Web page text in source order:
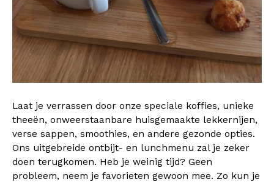
Laat je verrassen door onze speciale koffies, unieke
theeën, onweerstaanbare huisgemaakte lekkernijen,
verse sappen, smoothies, en andere gezonde opties.
Ons uitgebreide ontbijt- en lunchmenu zal je zeker
doen terugkomen. Heb je weinig tijd? Geen
probleem, neem je favorieten gewoon mee. Zo kun je